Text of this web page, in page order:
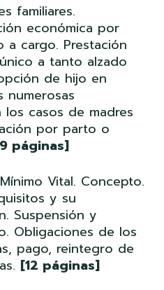
familiares.
económica por
cargo. Prestación
a tanto alzado
de hijo en
numerosas
casos de madres
por parto o
páginas]
Vital. Concepto.
y su
Suspensión y
Obligaciones de los
pago, reintegro de
[12 páginas]